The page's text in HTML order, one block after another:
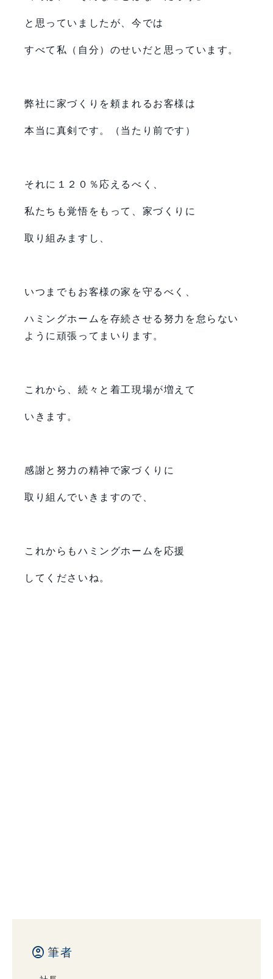
と思っていましたが、今では
すべて私（自分）のせいだと思っています。
弊社に家づくりを頼まれるお客様は
本当に真剣です。（当たり前です）
それに１２０％応えるべく、
私たちも覚悟をもって、家づくりに
取り組みますし、
いつまでもお客様の家を守るべく、
ハミングホームを存続させる努力を怠らない
ように頑張ってまいります。
これから、続々と着工現場が増えて
いきます。
感謝と努力の精神で家づくりに
取り組んでいきますので、
これからもハミングホームを応援
してくださいね。
account_circle 筆者